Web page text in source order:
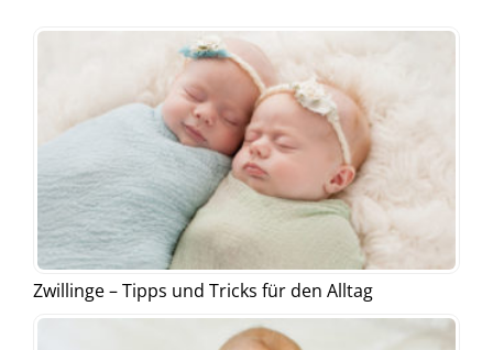
Zwillinge – Tipps und Tricks für den Alltag